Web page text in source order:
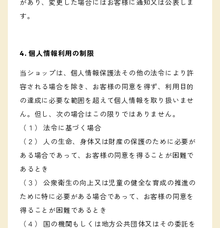
があり、変更した場合にはお客様に通知又は公表しま
す。
4. 個人情報利用の制限
当ショップは、個人情報保護法その他の法令により許
容される場合を除き、お客様の同意を得ず、利用目的
の達成に必要な範囲を超えて個人情報を取り扱いませ
ん。但し、次の場合はこの限りではありません。
（１） 法令に基づく場合
（２） 人の生命、身体又は財産の保護のために必要が
ある場合であって、お客様の同意を得ることが困難で
あるとき
（３） 公衆衛生の向上又は児童の健全な育成の推進の
ために特に必要がある場合であって、お客様の同意を
得ることが困難であるとき
（４） 国の機関もしくは地方公共団体又はその委託を